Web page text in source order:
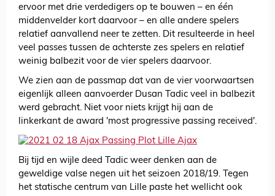
ervoor met drie verdedigers op te bouwen – en één
middenvelder kort daarvoor – en alle andere spelers
relatief aanvallend neer te zetten. Dit resulteerde in heel
veel passes tussen de achterste zes spelers en relatief
weinig balbezit voor de vier spelers daarvoor.
We zien aan de passmap dat van de vier voorwaartsen
eigenlijk alleen aanvoerder Dusan Tadic veel in balbezit
werd gebracht. Niet voor niets krijgt hij aan de
linkerkant de award 'most progressive passing received'.
Bij tijd en wijle deed Tadic weer denken aan de
geweldige valse negen uit het seizoen 2018/19. Tegen
het statische centrum van Lille paste het wellicht ook